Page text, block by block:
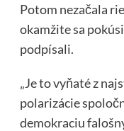
Potom nezačala
okamžite sa
podpísali.
„Je to vyňaté z
polarizácie
demokraciu